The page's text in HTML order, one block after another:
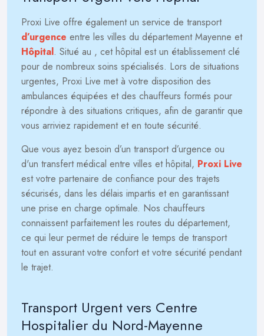
Proxi Live offre également un service de transport
d’urgence entre les villes du département Mayenne et
Hôpital. Situé au , cet hôpital est un établissement clé
pour de nombreux soins spécialisés. Lors de situations
urgentes, Proxi Live met à votre disposition des
ambulances équipées et des chauffeurs formés pour
répondre à des situations critiques, afin de garantir que
vous arriviez rapidement et en toute sécurité.
Que vous ayez besoin d’un transport d’urgence ou
d'un transfert médical entre villes et hôpital, Proxi Live
est votre partenaire de confiance pour des trajets
sécurisés, dans les délais impartis et en garantissant
une prise en charge optimale. Nos chauffeurs
connaissent parfaitement les routes du département,
ce qui leur permet de réduire le temps de transport
tout en assurant votre confort et votre sécurité pendant
le trajet.
Transport Urgent vers Centre
Hospitalier du Nord-Mayenne